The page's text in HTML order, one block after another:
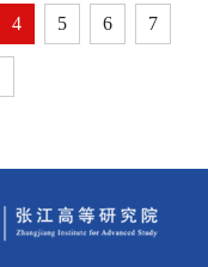
4 5 6 7